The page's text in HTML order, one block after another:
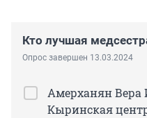
Кто лучшая
Опрос завершен 13.03.2024
Амерханян Вера
Кыринская